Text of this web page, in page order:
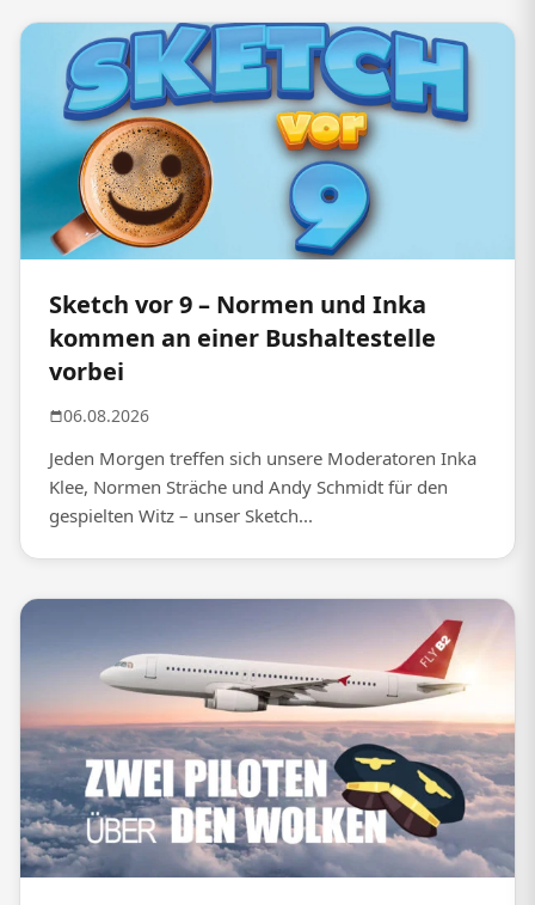
Sketch vor 9 – Normen und Inka
kommen an einer Bushaltestelle
vorbei
06.08.2026
Jeden Morgen treffen sich unsere Moderatoren Inka
Klee, Normen Sträche und Andy Schmidt für den
gespielten Witz – unser Sketch...